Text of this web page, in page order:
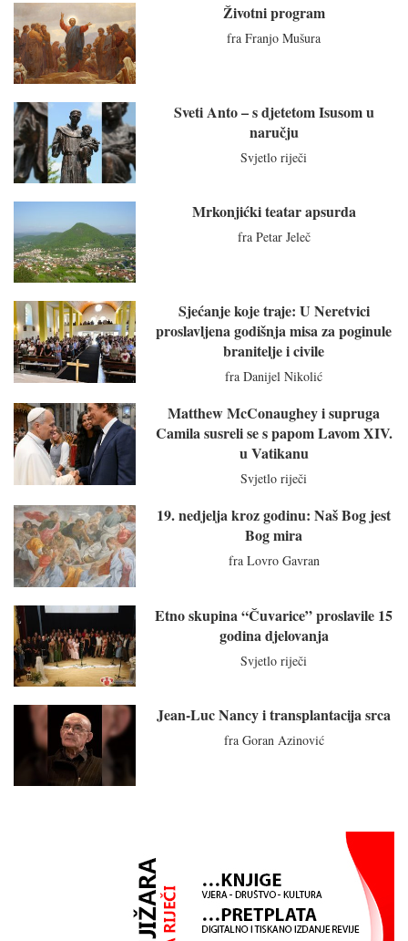
Životni program
fra Franjo Mušura
Sveti Anto – s djetetom Isusom u
naručju
Svjetlo riječi
Mrkonjićki teatar apsurda
fra Petar Jeleč
Sjećanje koje traje: U Neretvici
proslavljena godišnja misa za poginule
branitelje i civile
fra Danijel Nikolić
Matthew McConaughey i supruga
Camila susreli se s papom Lavom XIV.
u Vatikanu
Svjetlo riječi
19. nedjelja kroz godinu: Naš Bog jest
Bog mira
fra Lovro Gavran
Etno skupina “Čuvarice” proslavile 15
godina djelovanja
Svjetlo riječi
Jean-Luc Nancy i transplantacija srca
fra Goran Azinović